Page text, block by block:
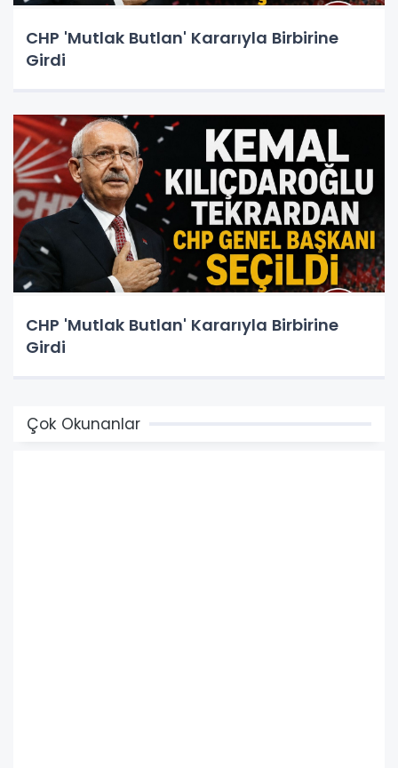
CHP 'Mutlak Butlan' Kararıyla Birbirine
Girdi
CHP 'Mutlak Butlan' Kararıyla Birbirine
Girdi
Çok Okunanlar